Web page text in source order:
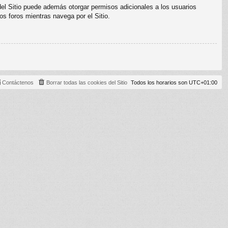
Sitio puede además otorgar permisos adicionales a los usuarios
foros mientras navega por el Sitio.
Todos los horarios son UTC+01:00
Borrar todas las cookies del Sitio
Contáctenos